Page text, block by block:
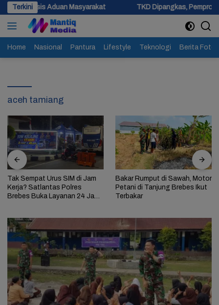
Langsung
ke
konten
Terkini
Aduan Masyarakat TKD Dipangkas, Pemprov Jateng
Home Nasional Pantura Lifestyle Teknologi Berita Foto
aceh tamiang
Tak Sempat Urus SIM di Jam
Kerja? Satlantas Polres
Brebes Buka Layanan 24 Jam
Bakar Rumput di Sawah, Motor
Petani di Tanjung Brebes Ikut
Terbakar